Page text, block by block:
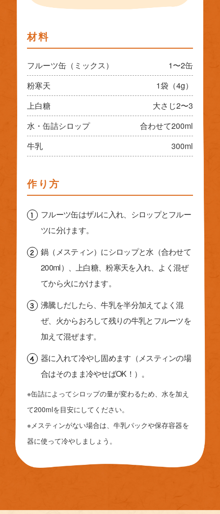
材料
フルーツ缶（ミックス）
1〜2缶
粉寒天
1袋（4g）
上白糖
大さじ2〜3
水・缶詰シロップ
合わせて200ml
牛乳
300ml
作り方
フルーツ缶はザルに入れ、シロップとフルー
ツに分けます。
鍋（メスティン）にシロップと水（合わせて
200ml）、上白糖、粉寒天を入れ、よく混ぜ
てから火にかけます。
沸騰しだしたら、牛乳を半分加えてよく混
ぜ、火からおろして残りの牛乳とフルーツを
加えて混ぜます。
器に入れて冷やし固めます（メスティンの場
合はそのまま冷やせばOK！）。
※缶詰によってシロップの量が変わるため、水を加え
て200mlを目安にしてください。
※メスティンがない場合は、牛乳パックや保存容器を
器に使って冷やしましょう。